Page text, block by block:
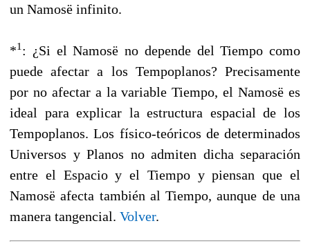
un Namosë infinito.
*1: ¿Si el Namosë no depende del Tiempo como
puede afectar a los Tempoplanos? Precisamente
por no afectar a la variable Tiempo, el Namosë es
ideal para explicar la estructura espacial de los
Tempoplanos. Los físico-teóricos de determinados
Universos y Planos no admiten dicha separación
entre el Espacio y el Tiempo y piensan que el
Namosë afecta también al Tiempo, aunque de una
manera tangencial. Volver.